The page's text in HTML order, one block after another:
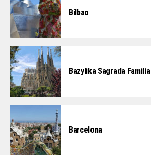
Bilbao
Bazylika Sagrada Familia
Barcelona